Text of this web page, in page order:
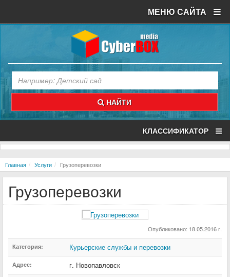
МЕНЮ САЙТА
НАЙТИ
КЛАССИФИКАТОР
Главная Услуги Грузоперевозки
Грузоперевозки
Опубликовано: 18.05.2016 г.
Категория: Курьерские службы и перевозки
Адрес: г. Новопавловск